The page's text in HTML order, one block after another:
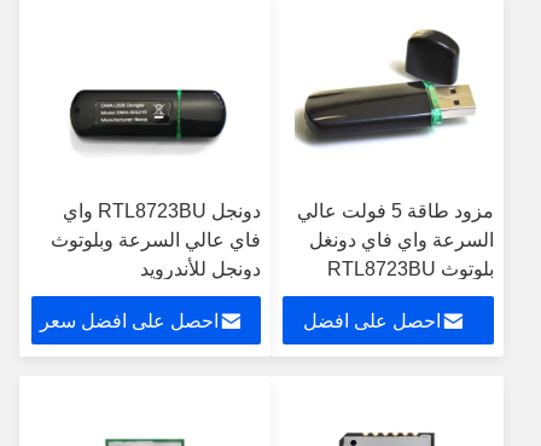
مزود طاقة 5 فولت عالي
السرعة واي فاي دونغل
بلوتوث RTL8723BU
لجهاز أندرويد تي في بوكس
احصل على افضل
دونجل RTL8723BU واي
فاي عالي السرعة وبلوتوث
دونجل للأندرويد
احصل على افضل سعر